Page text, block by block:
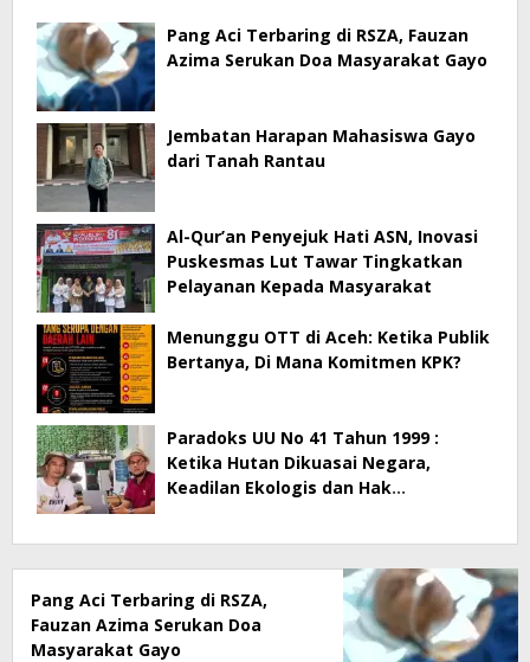
Pang Aci Terbaring di RSZA, Fauzan
Azima Serukan Doa Masyarakat Gayo
Jembatan Harapan Mahasiswa Gayo
dari Tanah Rantau
Al-Qur’an Penyejuk Hati ASN, Inovasi
Puskesmas Lut Tawar Tingkatkan
Pelayanan Kepada Masyarakat
Menunggu OTT di Aceh: Ketika Publik
Bertanya, Di Mana Komitmen KPK?
Paradoks UU No 41 Tahun 1999 :
Ketika Hutan Dikuasai Negara,
Keadilan Ekologis dan Hak
Pang Aci Terbaring di RSZA,
Fauzan Azima Serukan Doa
Masyarakat Gayo